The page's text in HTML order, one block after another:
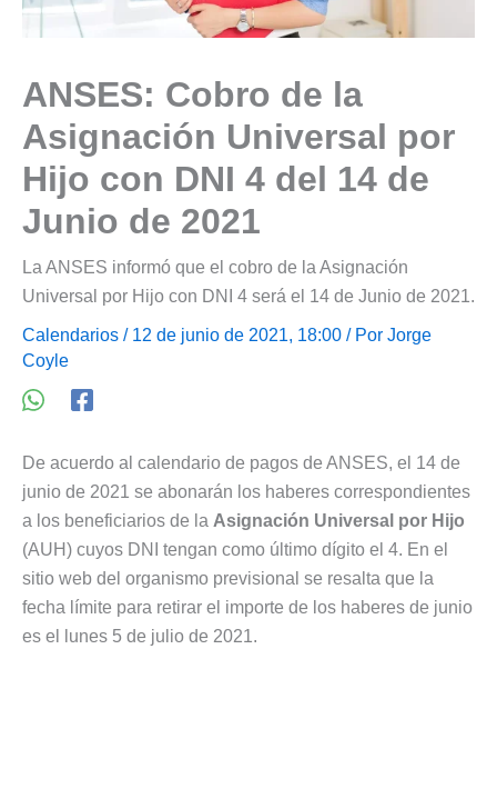
ANSES: Cobro de la
Asignación Universal por
Hijo con DNI 4 del 14 de
Junio de 2021
La ANSES informó que el cobro de la Asignación
Universal por Hijo con DNI 4 será el 14 de Junio de 2021.
Calendarios / 12 de junio de 2021, 18:00 / Por Jorge
Coyle
De acuerdo al calendario de pagos de ANSES, el 14 de
junio de 2021 se abonarán los haberes correspondientes
a los beneficiarios de la Asignación Universal por Hijo
(AUH) cuyos DNI tengan como último dígito el 4. En el
sitio web del organismo previsional se resalta que la
fecha límite para retirar el importe de los haberes de junio
es el lunes 5 de julio de 2021.